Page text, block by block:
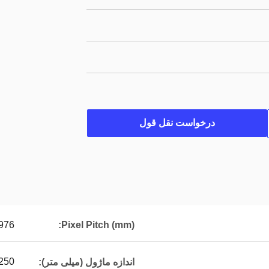
درخواست نقل قول
Pixel Pitch (mm):
اندازه ماژول (میلی متر):